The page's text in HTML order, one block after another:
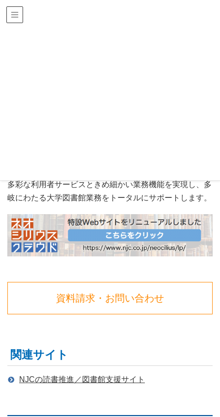
多彩な利用者サービスときめ細かい業務機能を実現し、多
岐にわたる大学図書館業務をトータルにサポートします。
資料請求・お問い合わせ
関連サイト
NJCの読書推進／図書館支援サイト